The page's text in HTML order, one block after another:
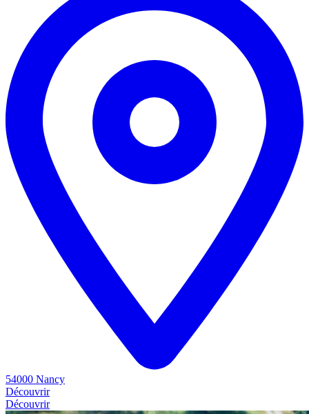
54000 Nancy
Découvrir
Découvrir